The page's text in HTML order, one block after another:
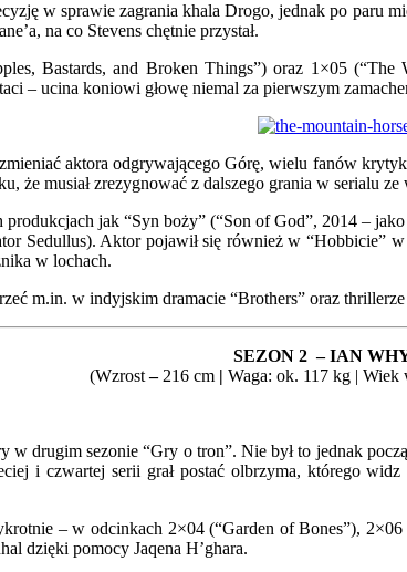
w sprawie zagrania khala Drogo, jednak po
na co Stevens chętnie przystał.
Bastards, and Broken Things”) oraz 1×05
– ucina koniowi głowę niemal za pierwszym
aktora odgrywającego Górę, wielu fanów
że musiał zrezygnować z dalszego grania w serialu
jak “Syn boży” (“Son of God”, 2014 –
Sedullus). Aktor pojawił się również w
w lochach.
m.in. w indyjskim dramacie “Brothers” oraz
SEZON 2 – IAN
(Wzrost– 216 cm| Waga: ok. 117 kg | Wiek
w drugim sezonie “Gry o tron”. Nie był to jednak
i czwartej serii grał postać olbrzyma, którego
– w odcinkach 2×04 (“Garden of Bones”),
dzięki pomocy Jaqena H’ghara.